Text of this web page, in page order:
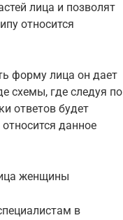
лица и позволят
относится
форму лица он дает
схемы, где следуя по
ответов будет
данное
женщины
в